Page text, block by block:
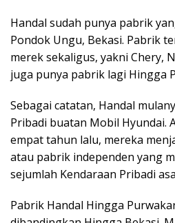
Handal sudah punya pabrik
Pondok Ungu, Bekasi. Pabrik
merek sekaligus, yakni Chery,
juga punya pabrik lagi Hingga
Sebagai catatan, Handal
Pribadi buatan Mobil Hyundai.
empat tahun lalu, mereka
atau pabrik independen yang
sejumlah Kendaraan Pribadi
Pabrik Handal Hingga